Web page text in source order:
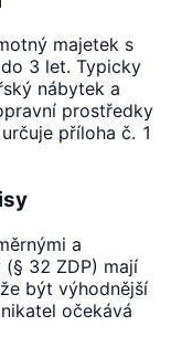
majetek s
3 let. Typicky
nábytek a
prostředky
příloha č. 1
a
32 ZDP) mají
být výhodnější
očekává